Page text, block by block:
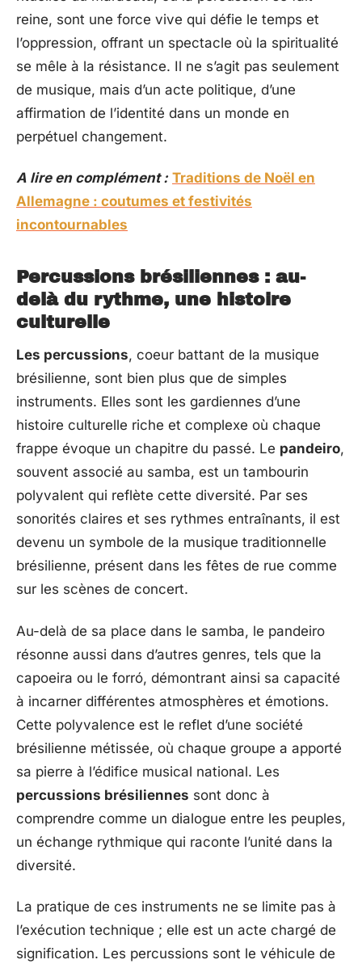
reine, sont une force vive qui défie le temps et
l’oppression, offrant un spectacle où la spiritualité
se mêle à la résistance. Il ne s’agit pas seulement
de musique, mais d’un acte politique, d’une
affirmation de l’identité dans un monde en
perpétuel changement.
A lire en complément : Traditions de Noël en
Allemagne : coutumes et festivités
incontournables
Percussions brésiliennes : au-
delà du rythme, une histoire
culturelle
Les percussions, coeur battant de la musique
brésilienne, sont bien plus que de simples
instruments. Elles sont les gardiennes d’une
histoire culturelle riche et complexe où chaque
frappe évoque un chapitre du passé. Le pandeiro,
souvent associé au samba, est un tambourin
polyvalent qui reflète cette diversité. Par ses
sonorités claires et ses rythmes entraînants, il est
devenu un symbole de la musique traditionnelle
brésilienne, présent dans les fêtes de rue comme
sur les scènes de concert.
Au-delà de sa place dans le samba, le pandeiro
résonne aussi dans d’autres genres, tels que la
capoeira ou le forró, démontrant ainsi sa capacité
à incarner différentes atmosphères et émotions.
Cette polyvalence est le reflet d’une société
brésilienne métissée, où chaque groupe a apporté
sa pierre à l’édifice musical national. Les
percussions brésiliennes sont donc à
comprendre comme un dialogue entre les peuples,
un échange rythmique qui raconte l’unité dans la
diversité.
La pratique de ces instruments ne se limite pas à
l’exécution technique ; elle est un acte chargé de
signification. Les percussions sont le véhicule de